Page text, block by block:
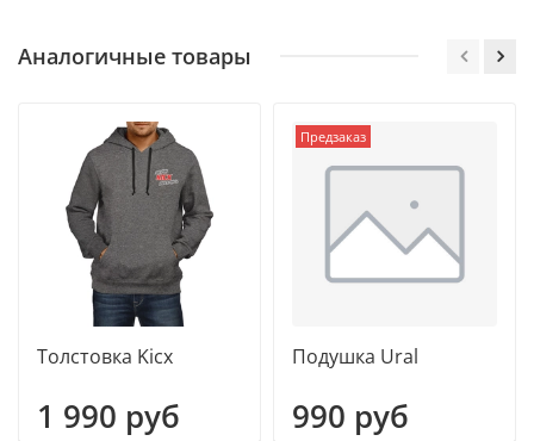
Аналогичные товары
Толстовка Kicx
1 990 руб
Предзаказ
Подушка Ural
990 руб